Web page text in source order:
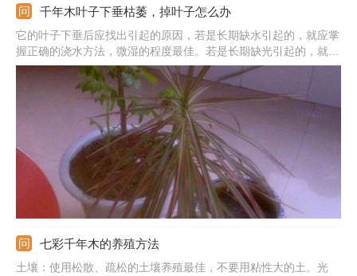
千年木叶子下垂枯萎，掉叶子怎么办
它的叶子下垂后应找出引起的原因，若是长期缺水引起的，就应掌
握正确的浇水方法，微湿的程度最佳。若是长期缺光引起的，就要
尽量为它提供光照。若是病菌感染引起的，就应修剪病叶并喷洒一
些适合的药物。另外，发现它掉叶子后也要尽快的解决处理，浇水
不可太勤，气温也不可太低。
七彩千年木的养殖方法
土壤：使用松散、疏松的土壤养殖最佳，不要用粘性大的土。光